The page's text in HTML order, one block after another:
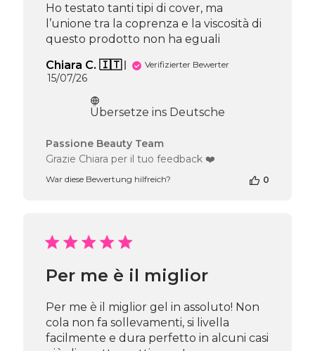
Ho testato tanti tipi di cover, ma
l’unione tra la coprenza e la viscosità di
questo prodotto non ha eguali
Chiara C. 🇮🇹
Verifizierter Bewerter
Veröffentlichungsdatum
15/07/26
Übersetze ins Deutsche
Kommentare
des
Inhabers
am
Wed
Jul
22
2026
Passione Beauty Team
Grazie Chiara per il tuo feedback ❤️
War diese Bewertung hilfreich? 0
Per me è il miglior
Per me è il miglior gel in assoluto! Non
cola non fa sollevamenti, si livella
facilmente e dura perfetto in alcuni casi